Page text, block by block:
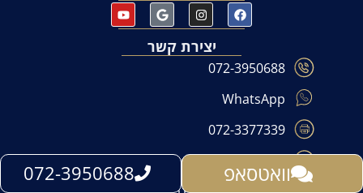
יצירת קשר
072-3950688
WhatsApp
072-3377339
office@bizak.co.il
וואטסאפ 072-3950688